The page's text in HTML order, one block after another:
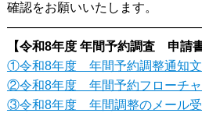
確認をお願いいたします。
【令和8年度 年間予約調査 申請書
①令和8年度 年間予約調整通知文
②令和8年度 年間予約フローチャ
③令和8年度 年間調整のメール受